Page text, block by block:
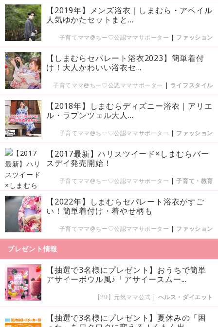
【2019年】メンズ浴衣｜しまむら・アベイル
人気ゆかたセットまと...
子育てママ@ちー♡公認ママサポーター | ファッション
【しまむらセパレート浴衣2023】簡単着付
け！大人かわいい浴衣セ...
子育てママ@ちー♡公認ママサポーター | ライフスタイル
【2018年】しまむらディズニー浴衣｜アリエ
ル・ラプンツェル大人...
子育てママ@ちー♡公認ママサポーター | ファッション
【2017最新】ハリスツイード×しまむらバー
スデイ発売開始！
子育てママ@ちー♡公認ママサポーター |子育て・教育
【2022年】しまむらセパレート浴衣がすご
い！簡単着付け・着やせ柄も
子育てママ@ちー♡公認ママサポーター | ファッション
プレゼント情報
【抽選で3名様にプレゼント】おうちで簡単
アサイーボウル風♪「アサイースムー...
【PR】元気ママ公式 | ヘルス・ダイエット
【抽選で3名様にプレゼント】夏休みの「困